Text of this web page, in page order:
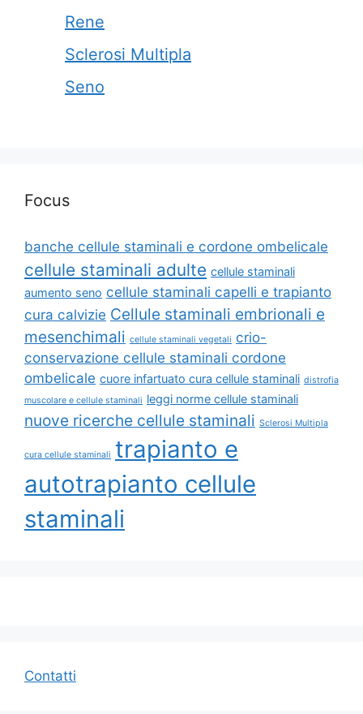
Rene
Sclerosi Multipla
Seno
Focus
banche cellule staminali e cordone ombelicale
cellule staminali adulte cellule staminali
aumento seno cellule staminali capelli e trapianto
cura calvizie Cellule staminali embrionali e
mesenchimali cellule staminali vegetali crio-
conservazione cellule staminali cordone
ombelicale cuore infartuato cura cellule staminali distrofia
muscolare e cellule staminali leggi norme cellule staminali
nuove ricerche cellule staminali Sclerosi Multipla
cura cellule staminali trapianto e
autotrapianto cellule
staminali
Contatti